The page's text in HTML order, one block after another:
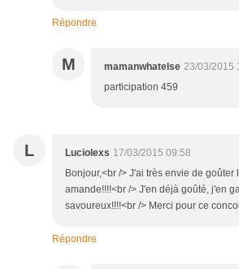
Répondre
M mamanwhatelse 23/03/2015
participation 459
L Luciolexs 17/03/2015 09:58
Bonjour,<br /> J'ai très envie de goûter
amande!!!!<br /> J'en déjà goûté, j'en
savoureux!!!!<br /> Merci pour ce
Répondre